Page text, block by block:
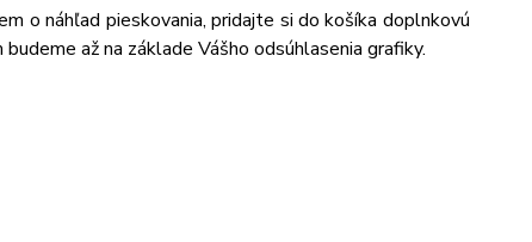
o náhľad pieskovania, pridajte si do košíka doplnkovú
až na základe Vášho odsúhlasenia grafiky.